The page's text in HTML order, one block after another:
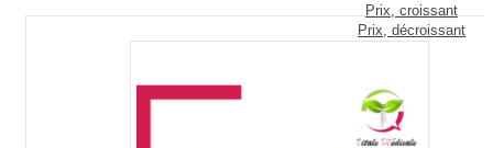
Prix, croissant
Prix, décroissant